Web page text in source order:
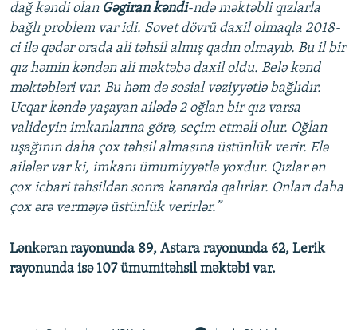
dağ kəndi olan Gəgiran kəndi-ndə məktəbli qızlarla
bağlı problem var idi. Sovet dövrü daxil olmaqla 2018-
ci ilə qədər orada ali təhsil almış qadın olmayıb. Bu il bir
qız həmin kəndən ali məktəbə daxil oldu. Belə kənd
məktəbləri var. Bu həm də sosial vəziyyətlə bağlıdır.
Ucqar kəndə yaşayan ailədə 2 oğlan bir qız varsa
valideyin imkanlarına görə, seçim etməli olur. Oğlan
uşağının daha çox təhsil almasına üstünlük verir. Elə
ailələr var ki, imkanı ümumiyyətlə yoxdur. Qızlar ən
çox icbari təhsildən sonra kənarda qalırlar. Onları daha
çox ərə verməyə üstünlük verirlər.”
Lənkəran rayonunda 89, Astara rayonunda 62, Lerik
rayonunda isə 107 ümumitəhsil məktəbi var.